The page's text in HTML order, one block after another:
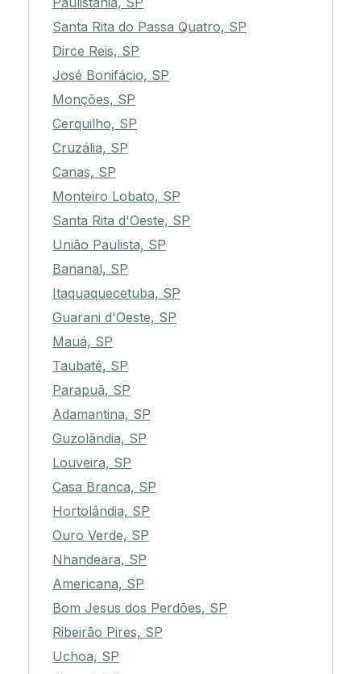
Santa Rita do Passa Quatro, SP
Dirce Reis, SP
José Bonifácio, SP
Monções, SP
Cerquilho, SP
Cruzália, SP
Canas, SP
Monteiro Lobato, SP
Santa Rita d'Oeste, SP
União Paulista, SP
Bananal, SP
Itaquaquecetuba, SP
Guarani d'Oeste, SP
Mauá, SP
Taubaté, SP
Parapuã, SP
Adamantina, SP
Guzolândia, SP
Louveira, SP
Casa Branca, SP
Hortolândia, SP
Ouro Verde, SP
Nhandeara, SP
Americana, SP
Bom Jesus dos Perdões, SP
Ribeirão Pires, SP
Uchoa, SP